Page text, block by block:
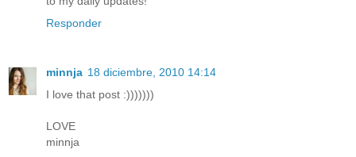
Responder
minnja 18 diciembre, 2010 14:14
I love that post :)))))))
LOVE
minnja